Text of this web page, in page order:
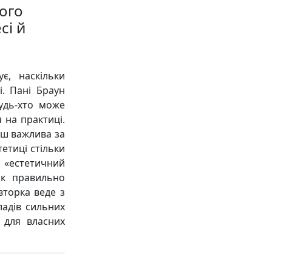
й
наскільки
Пані Браун
хто може
практиці.
важлива за
стільки
правильно
веде з
сильних
власних